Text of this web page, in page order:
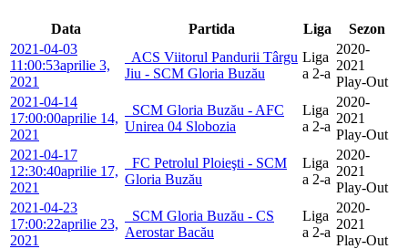
Data Partida Liga
Sezon
2021-04-03
11:00:53aprilie 3,
2021
ACS Viitorul Pandurii Târgu
Jiu - SCM Gloria Buzău
Liga
a 2-a
2020-
2021
Play-Out
2021-04-14
17:00:00aprilie 14,
2021
SCM Gloria Buzău - AFC
Unirea 04 Slobozia
Liga
a 2-a
2020-
2021
Play-Out
2021-04-17
12:30:40aprilie 17,
2021
FC Petrolul Ploieşti - SCM
Gloria Buzău
Liga
a 2-a
2020-
2021
Play-Out
2021-04-23
17:00:22aprilie 23,
2021
SCM Gloria Buzău - CS
Aerostar Bacău
Liga
a 2-a
2020-
2021
Play-Out